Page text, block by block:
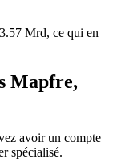
Mrd, ce qui en
Mapfre,
avoir un compte
spécialisé.